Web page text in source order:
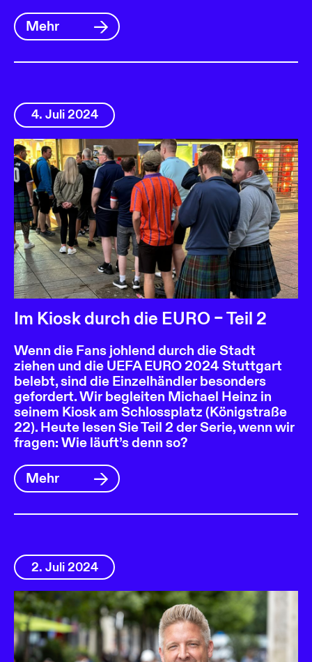
Mehr
4. Juli 2024
Im Kiosk durch die EURO – Teil 2
Wenn die Fans johlend durch die Stadt
ziehen und die UEFA EURO 2024 Stuttgart
belebt, sind die Einzelhändler besonders
gefordert. Wir begleiten Michael Heinz in
seinem Kiosk am Schlossplatz (Königstraße
22). Heute lesen Sie Teil 2 der Serie, wenn wir
fragen: Wie läuft’s denn so?
Mehr
2. Juli 2024